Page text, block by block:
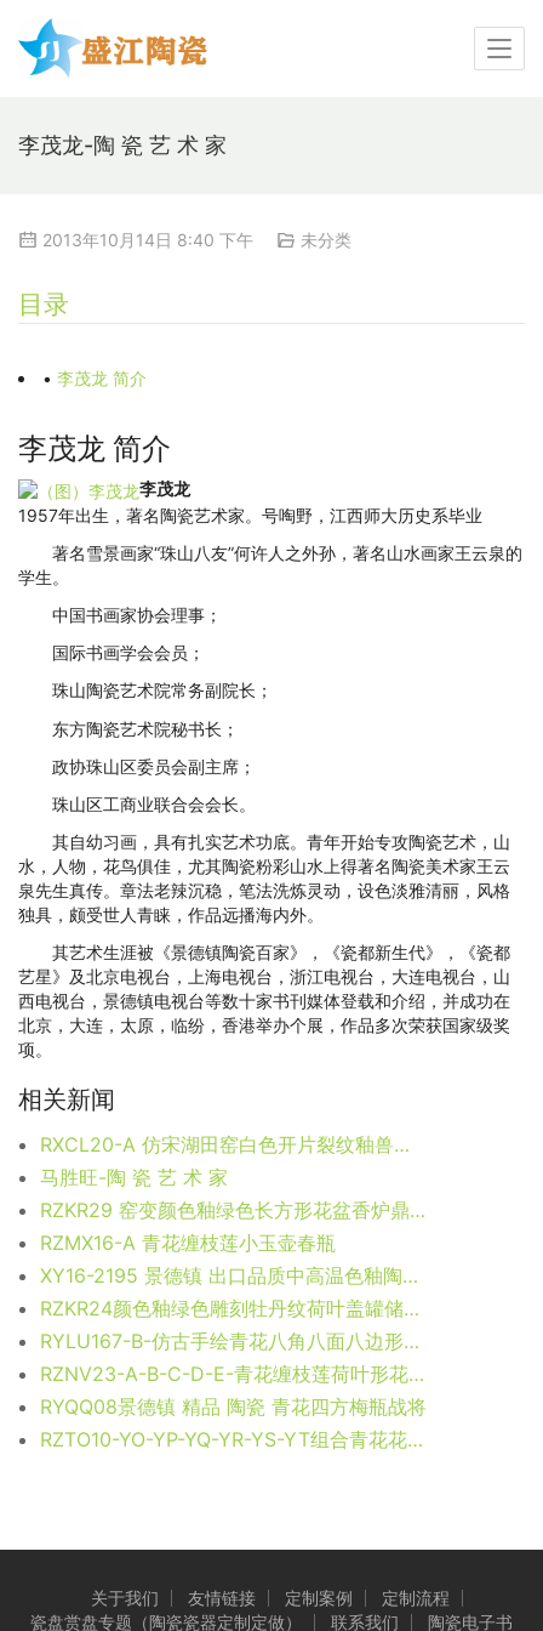
李茂龙-陶 瓷 艺 术 家
2013年10月14日 8:40 下午 未分类
目录
• 李茂龙 简介
李茂龙 简介
李茂龙
1957年出生，著名陶瓷艺术家。号啕野，江西师大历史系毕业
著名雪景画家“珠山八友”何许人之外孙，著名山水画家王云泉的
学生。
中国书画家协会理事；
国际书画学会会员；
珠山陶瓷艺术院常务副院长；
东方陶瓷艺术院秘书长；
政协珠山区委员会副主席；
珠山区工商业联合会会长。
其自幼习画，具有扎实艺术功底。青年开始专攻陶瓷艺术，山
水，人物，花鸟俱佳，尤其陶瓷粉彩山水上得著名陶瓷美术家王云
泉先生真传。章法老辣沉稳，笔法洗炼灵动，设色淡雅清丽，风格
独具，颇受世人青睐，作品远播海内外。
其艺术生涯被《景德镇陶瓷百家》，《瓷都新生代》，《瓷都
艺星》及北京电视台，上海电视台，浙江电视台，大连电视台，山
西电视台，景德镇电视台等数十家书刊媒体登载和介绍，并成功在
北京，大连，太原，临纷，香港举办个展，作品多次荣获国家级奖
项。
相关新闻
RXCL20-A 仿宋湖田窑白色开片裂纹釉兽耳狗头罐
马胜旺-陶 瓷 艺 术 家
RZKR29 窑变颜色釉绿色长方形花盆香炉鼎 高：13直径：24.5口径：底径：18重量：2KG
RZMX16-A 青花缠枝莲小玉壶春瓶
XY16-2195 景德镇 出口品质中高温色釉陶瓷凳花园凳厂家直销盛江陶瓷
RZKR24颜色釉绿色雕刻牡丹纹荷叶盖罐储物罐
RYLU167-B-仿古手绘青花八角八面八边形狮子纹花盆
RZNV23-A-B-C-D-E-青花缠枝莲荷叶形花口笔洗水浅迷你大中小号
RYQQ08景德镇 精品 陶瓷 青花四方梅瓶战将
RZTO10-YO-YP-YQ-YR-YS-YT组合青花花叶纹圆球
关于我们 友情链接 定制案例
定制流程
瓷盘赏盘专题（陶瓷瓷器定制定做）
联系我们 陶瓷电子书